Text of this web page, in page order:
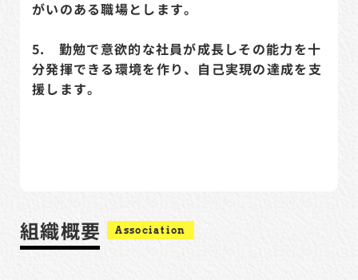
がいのある職場とします。
5. 勤勉で意欲的な社員が成長しその能力を十
分発揮できる環境を作り、自己実現の達成を支
援します。
組織概要 Association